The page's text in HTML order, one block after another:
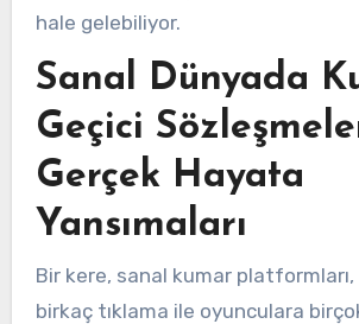
hale gelebiliyor.
Sanal Dünyada
Geçici
Gerçek Hayata
Yansımaları
Bir kere, sanal kumar
birkaç tıklama ile oyunculara